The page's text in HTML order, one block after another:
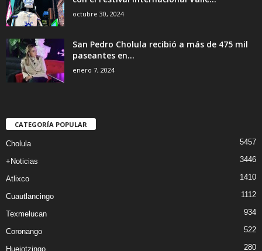
octubre 30, 2024
San Pedro Cholula recibió a más de 475 mil
paseantes en...
enero 7, 2024
CATEGORÍA POPULAR
Cholula 5457
+Noticias 3446
Atlixco 1410
Cuautlancingo 1112
Texmelucan 934
Coronango 522
Huejotzingo 280